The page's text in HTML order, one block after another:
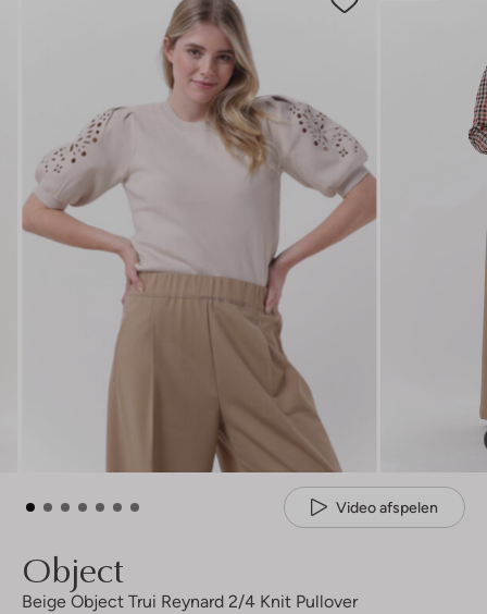
Video afspelen
Object
Beige Object Trui Reynard 2/4 Knit Pullover